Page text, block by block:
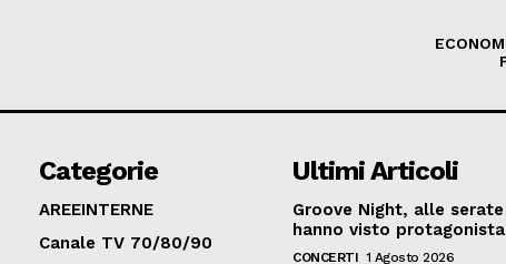
Categorie
AREEINTERNE
Canale TV 70/80/90
Ultimi Articoli
Groove Night, alle
hanno visto
CONCERTI 1 Agosto 2026